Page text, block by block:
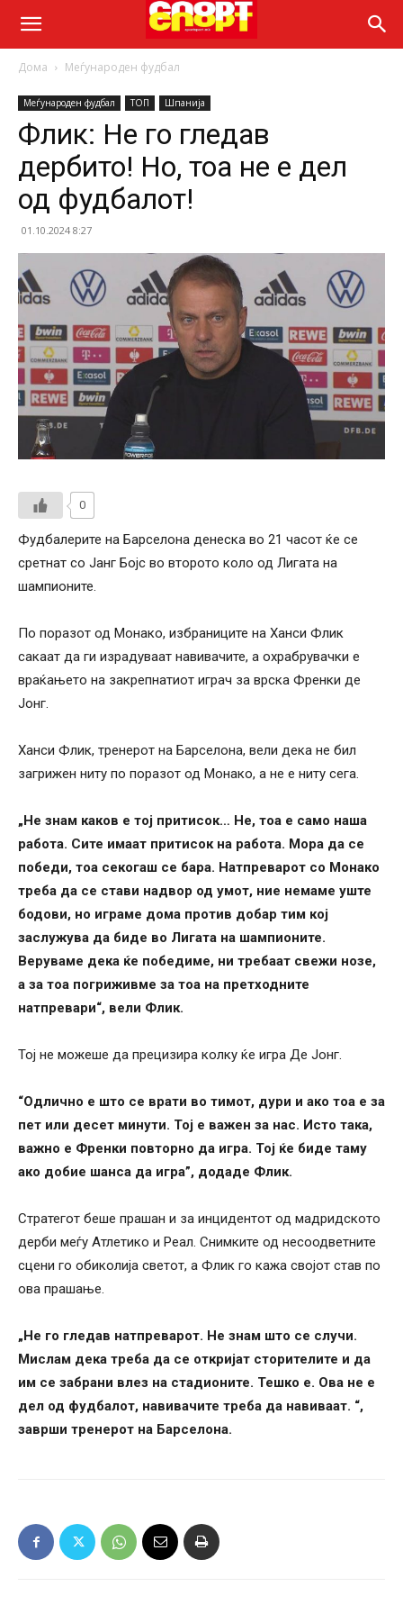
Дома Меѓународен фудбал
Меѓународен фудбал ТОП Шпанија
Флик: Не го гледав
дербито! Но, тоа не е дел
од фудбалот!
01.10.2024 8:27
0
Фудбалерите на Барселона денеска во 21 часот ќе се
сретнат со Јанг Бојс во второто коло од Лигата на
шампионите.
По поразот од Монако, избраниците на Ханси Флик
сакаат да ги израдуваат навивачите, а охрабрувачки е
враќањето на закрепнатиот играч за врска Френки де
Јонг.
Ханси Флик, тренерот на Барселона, вели дека не бил
загрижен ниту по поразот од Монако, а не е ниту сега.
„Не знам каков е тој притисок… Не, тоа е само наша
работа. Сите имаат притисок на работа. Мора да се
победи, тоа секогаш се бара. Натпреварот со Монако
треба да се стави надвор од умот, ние немаме уште
бодови, но играме дома против добар тим кој
заслужува да биде во Лигата на шампионите.
Веруваме дека ќе победиме, ни требаат свежи нозе,
а за тоа погриживме за тоа на претходните
натпревари“, вели Флик.
Тој не можеше да прецизира колку ќе игра Де Јонг.
“Одлично е што се врати во тимот, дури и ако тоа е за
пет или десет минути. Тој е важен за нас. Исто така,
важно е Френки повторно да игра. Тој ќе биде таму
ако добие шанса да игра”, додаде Флик.
Стратегот беше прашан и за инцидентот од мадридското
дерби меѓу Атлетико и Реал. Снимките од несоодветните
сцени го обиколија светот, а Флик го кажа својот став по
ова прашање.
„Не го гледав натпреварот. Не знам што се случи.
Мислам дека треба да се откријат сторителите и да
им се забрани влез на стадионите. Тешко е. Ова не е
дел од фудбалот, навивачите треба да навиваат. “,
заврши тренерот на Барселона.